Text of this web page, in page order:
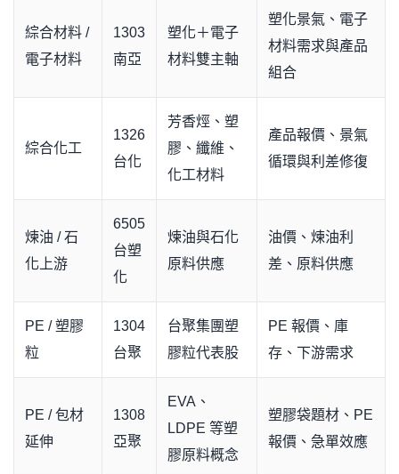
綜合材料 /
電子材料
1303
南亞
塑化＋電子
材料雙主軸
塑化景氣、電子
材料需求與產品
組合
綜合化工
1326
台化
芳香烴、塑
膠、纖維、
化工材料
產品報價、景氣
循環與利差修復
煉油 / 石
化上游
6505
台塑
化
煉油與石化
原料供應
油價、煉油利
差、原料供應
PE / 塑膠
粒
1304
台聚
台聚集團塑
膠粒代表股
PE 報價、庫
存、下游需求
PE / 包材
延伸
1308
亞聚
EVA、
LDPE 等塑
膠原料概念
塑膠袋題材、PE
報價、急單效應